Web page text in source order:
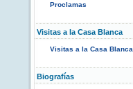
Proclamas
Visitas a la Casa Blanca
Visitas a la Casa Blanca
Biografías